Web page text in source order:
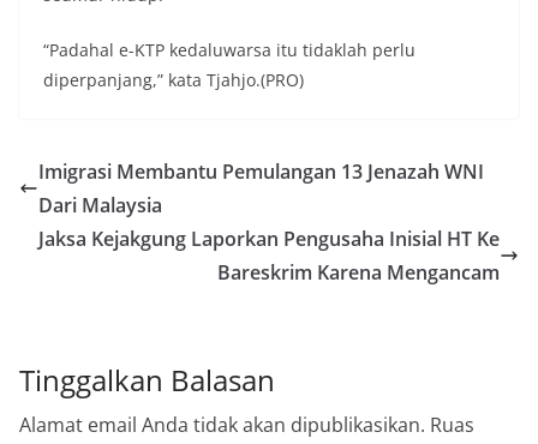
“Padahal e-KTP kedaluwarsa itu tidaklah perlu
diperpanjang,” kata Tjahjo.(PRO)
Imigrasi Membantu Pemulangan 13 Jenazah WNI
Dari Malaysia
Jaksa Kejakgung Laporkan Pengusaha Inisial HT Ke
Bareskrim Karena Mengancam
Tinggalkan Balasan
Alamat email Anda tidak akan dipublikasikan. Ruas